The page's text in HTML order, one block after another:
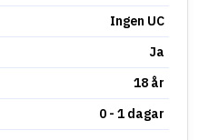
Ingen UC
Ja
18 år
0 - 1 dagar